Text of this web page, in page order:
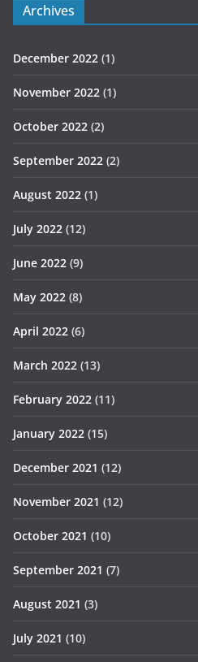
Archives
December 2022 (1)
November 2022 (1)
October 2022 (2)
September 2022 (2)
August 2022 (1)
July 2022 (12)
June 2022 (9)
May 2022 (8)
April 2022 (6)
March 2022 (13)
February 2022 (11)
January 2022 (15)
December 2021 (12)
November 2021 (12)
October 2021 (10)
September 2021 (7)
August 2021 (3)
July 2021 (10)